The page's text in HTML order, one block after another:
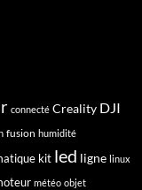
connecté Creality DJI
fusion humidité
kit led ligne linux
météo objet